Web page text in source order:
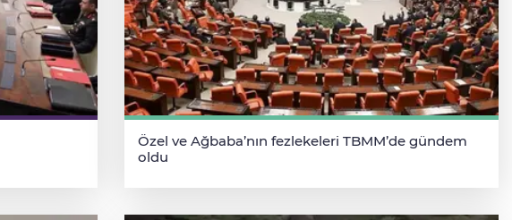
Özel ve Ağbaba’nın fezlekeleri TBMM’de gündem
oldu